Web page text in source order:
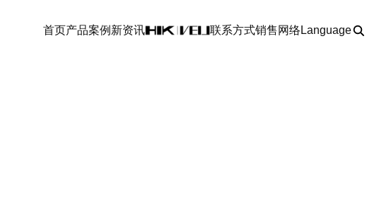
首页产品案例 新资讯 联系方式销售网络Language